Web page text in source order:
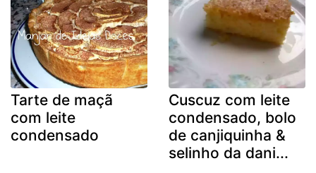
Tarte de maçã
com leite
condensado
Cuscuz com leite
condensado, bolo
de canjiquinha &
selinho da dani...